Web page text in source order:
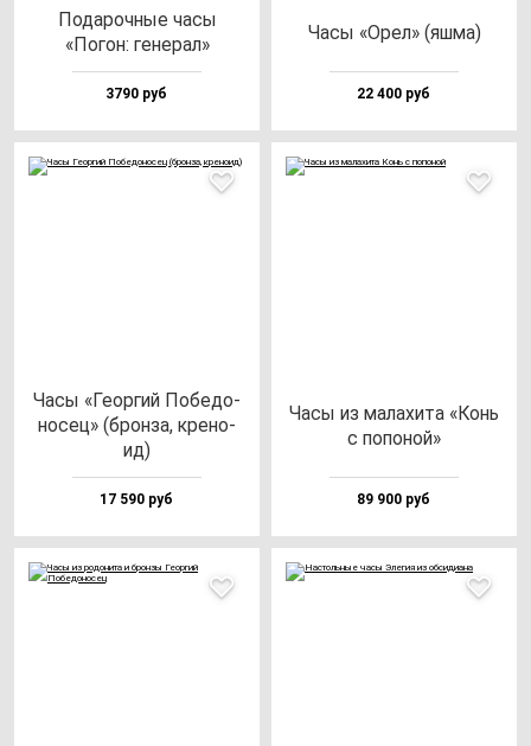
Пода­роч­ные ча­сы
«Погон: ге­не­рал»
3790 руб
Часы «Орел» (яш­ма)
22 400 руб
Часы «Геор­гий Побе­до­
но­сец» (брон­за, кре­но­
ид)
17 590 руб
Часы из ма­ла­хи­та «Конь
с по­по­ной»
89 900 руб